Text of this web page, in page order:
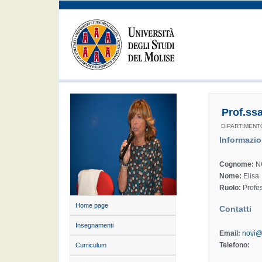
Home page
Insegnamenti
Curriculum
Cognome:
Nome: Elisa
Ruolo:
Contatti
Email:
Telefono: